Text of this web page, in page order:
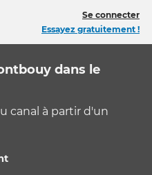
Se connecter
Essayez gratuitement !
dans le
canal à partir d'un